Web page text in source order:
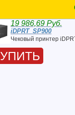
19 986,69 Руб.
iDPRT_SP900
Чековый принтер